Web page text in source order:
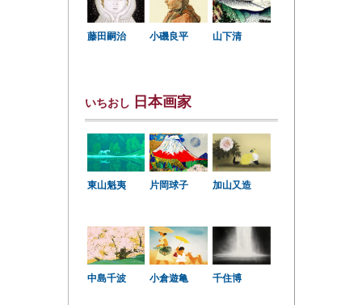
藤田嗣治 小磯良平 山下清
いちおし 日本画家
東山魁夷 片岡球子 加山又造
中島千波 小倉遊亀 千住博